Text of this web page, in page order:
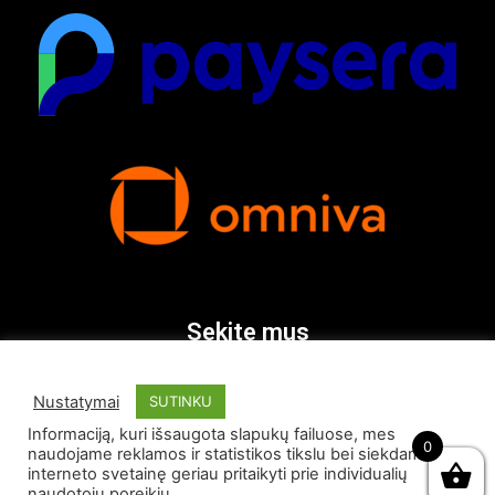
Sekite mus
Nustatymai SUTINKU
Informaciją, kuri išsaugota slapukų failuose, mes
naudojame reklamos ir statistikos tikslu bei siekdami
interneto svetainę geriau pritaikyti prie individualių
0